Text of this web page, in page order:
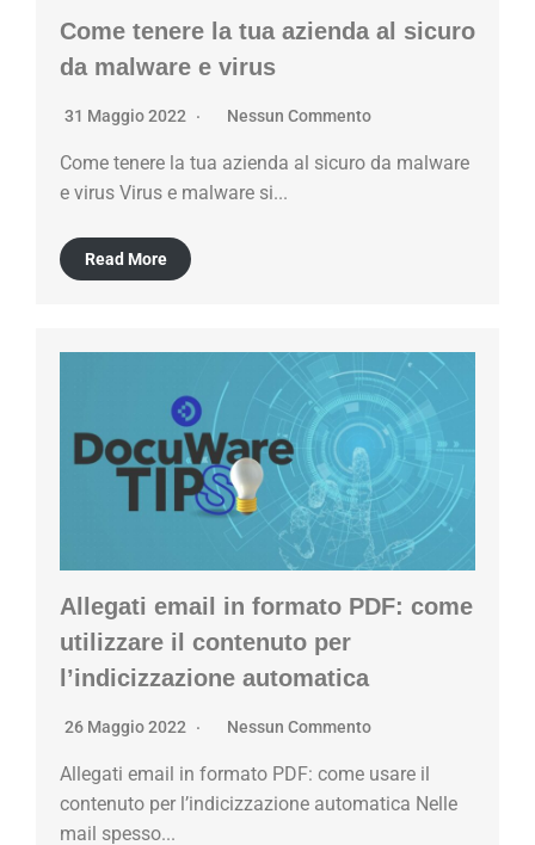
Come tenere la tua azienda al sicuro
da malware e virus
31 Maggio 2022 Nessun Commento
Come tenere la tua azienda al sicuro da malware
e virus Virus e malware si...
Read More
Allegati email in formato PDF: come
utilizzare il contenuto per
l’indicizzazione automatica
26 Maggio 2022 Nessun Commento
Allegati email in formato PDF: come usare il
contenuto per l’indicizzazione automatica Nelle
mail spesso...